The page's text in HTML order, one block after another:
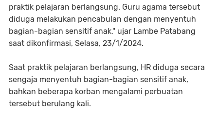
praktik pelajaran berlangsung. Guru agama tersebut
diduga melakukan pencabulan dengan menyentuh
bagian-bagian sensitif anak," ujar Lambe Patabang
saat dikonfirmasi, Selasa, 23/1/2024.
Saat praktik pelajaran berlangsung, HR diduga secara
sengaja menyentuh bagian-bagian sensitif anak,
bahkan beberapa korban mengalami perbuatan
tersebut berulang kali.